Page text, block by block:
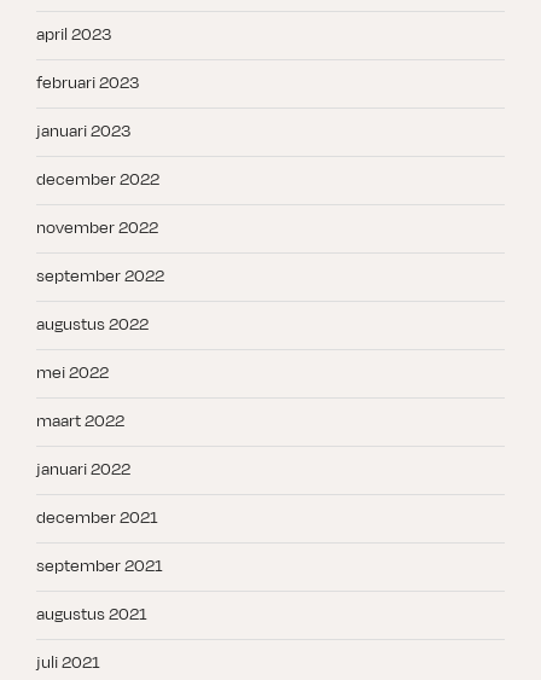
april 2023
februari 2023
januari 2023
december 2022
november 2022
september 2022
augustus 2022
mei 2022
maart 2022
januari 2022
december 2021
september 2021
augustus 2021
juli 2021